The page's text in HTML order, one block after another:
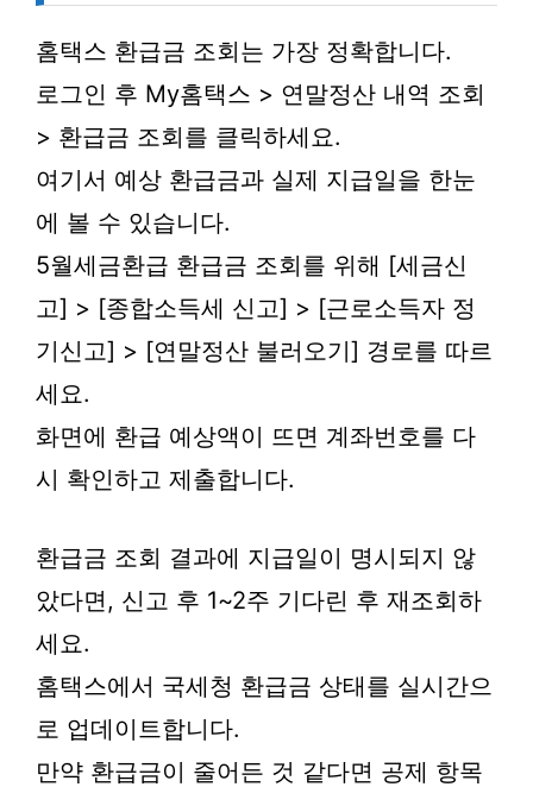
홈택스 환급금 조회는 가장 정확합니다.
로그인 후 My홈택스 > 연말정산 내역 조회
> 환급금 조회를 클릭하세요.
여기서 예상 환급금과 실제 지급일을 한눈
에 볼 수 있습니다.
5월세금환급 환급금 조회를 위해 [세금신
고] > [종합소득세 신고] > [근로소득자 정
기신고] > [연말정산 불러오기] 경로를 따르
세요.
화면에 환급 예상액이 뜨면 계좌번호를 다
시 확인하고 제출합니다.
환급금 조회 결과에 지급일이 명시되지 않
았다면, 신고 후 1~2주 기다린 후 재조회하
세요.
홈택스에서 국세청 환급금 상태를 실시간으
로 업데이트합니다.
만약 환급금이 줄어든 것 같다면 공제 항목